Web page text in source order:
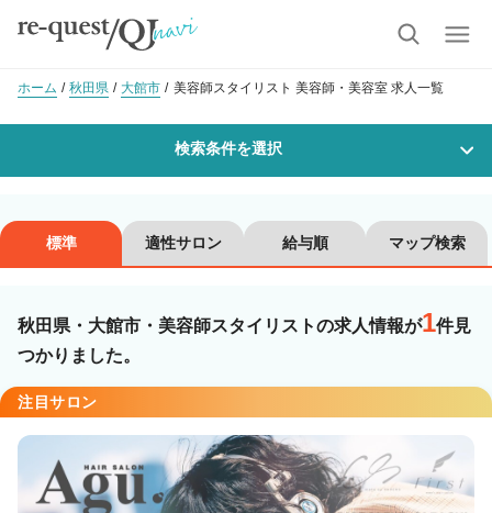
ホーム 秋田県 大館市 美容師スタイリスト 美容師・美容室 求人一覧
検索条件を選択
沿線・駅を選択 市区町村を選択
大館市
職種・技能ランク
美容師スタイリスト 美容師アシスタント
標準 適性サロン 給与順 マップ検索
秋田県・大館市・美容師スタイリストの求人情報が1件見
つかりました。
注目サロン